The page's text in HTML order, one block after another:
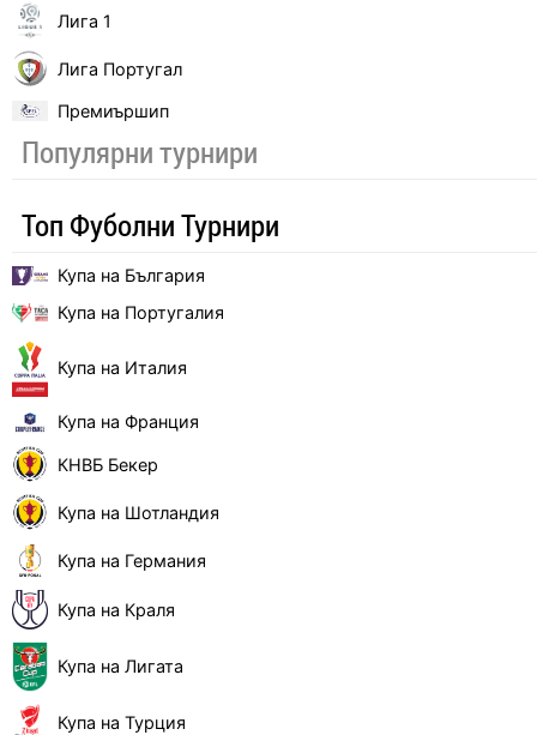
Лига 1
Лига Португал
Премиършип
Популярни турнири
Топ Фуболни Турнири
Купа на България
Купа на Португалия
Купа на Италия
Купа на Франция
КНВБ Бекер
Купа на Шотландия
Купа на Германия
Купа на Краля
Купа на Лигата
Купа на Турция